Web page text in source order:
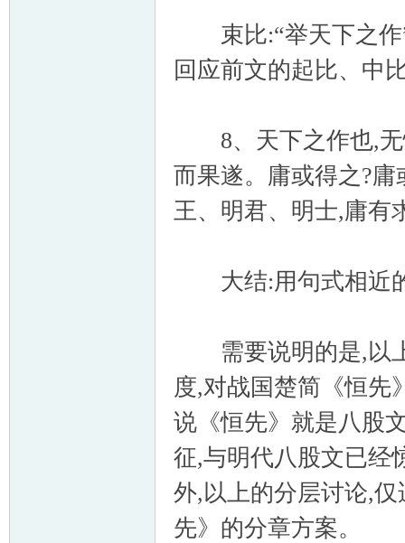
束比:“举天下之作”
回应前文的起比、中
8、天下之作也,无
而果遂。庸或得之?
王、明君、明士,庸有
大结:用句式相近的
需要说明的是,以上
度,对战国楚简《恒先
说《恒先》就是八股
征,与明代八股文已经
外,以上的分层讨论,
先》的分章方案。